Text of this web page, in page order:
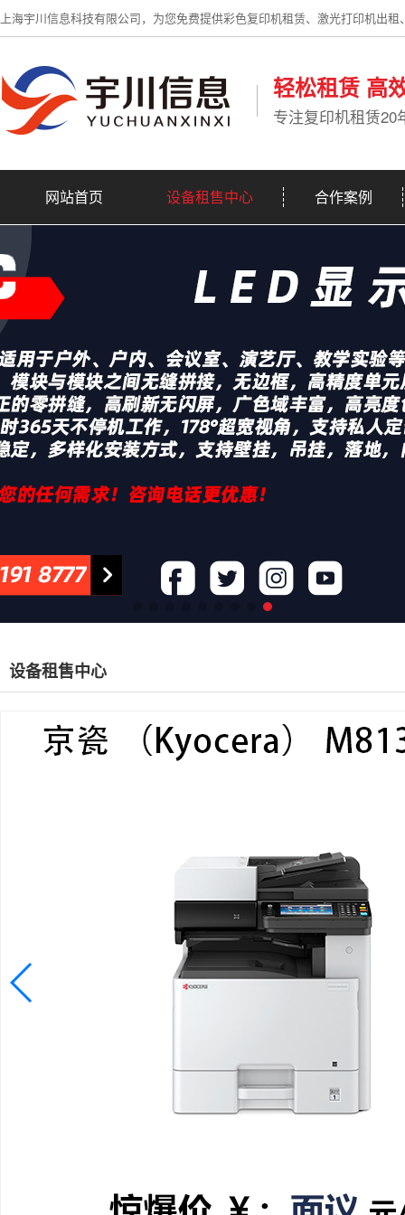
上海宇川信息科技有限公司，为您免费提供彩色复印机租赁、激光打印机出
轻松租赁 高
专注复印机租赁20
网站首页 设备租售中心 合作案例
设备租售中心